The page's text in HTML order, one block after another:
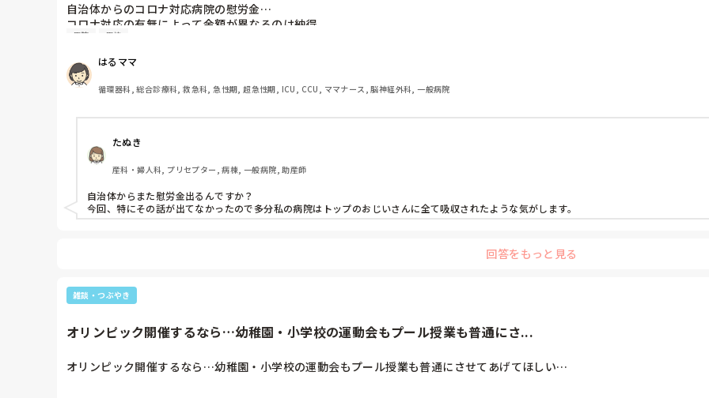
自治体からのコロナ対応病院の慰労金…
コロナ対応の有無によって金額が異なるのは納得
非常勤なのに貰えるだけありがたいと言われるけど…常勤なのにコロナ疑い症例やコロナ症例対応していない人もいるのに
病院 病棟
はるママ
循環器科, 総合診療科, 救急科, 急性期, 超急性期, ICU, CCU, ママナース, 脳神経外科, 一般病院
たぬき
産科・婦人科, プリセプター, 病棟, 一般病院, 助産師
自治体からまた慰労金出るんですか？
今回、特にその話が出てなかったので多分私の病院はトップのおじいさんに全て吸収されたような気がします。
回答をもっと見る
雑談・つぶやき
オリンピック開催するなら…幼稚園・小学校の運動会もプール授業も普通にさ...
オリンピック開催するなら…幼稚園・小学校の運動会もプール授業も普通にさせてあげてほしい…